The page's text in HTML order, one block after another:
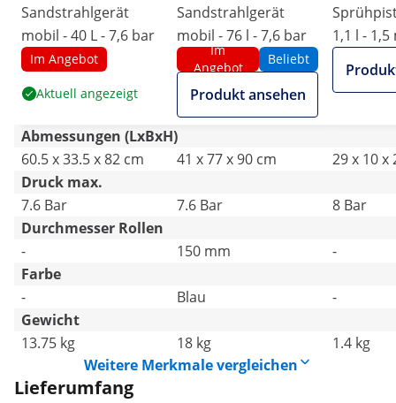
Sandstrahlgerät
mobil - 40 L - 7,6 bar
Im Angebot
Aktuell angezeigt
Sandstrahlgerät
mobil - 76 l - 7,6 bar
Im
Angebot
Beliebt
Produkt ansehen
1,1 l -
Abmessungen (LxBxH)
60.5 x 33.5 x 82 cm
41 x 77 x 90 cm
29 x 10 x
Druck max.
7.6 Bar
7.6 Bar
8 Bar
Durchmesser Rollen
-
150 mm
-
Farbe
-
Blau
-
Gewicht
13.75 kg
18 kg
1.4 kg
Weitere Merkmale vergleichen
Lieferumfang